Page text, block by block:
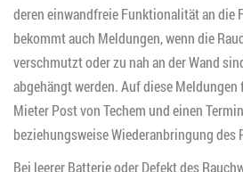
deren einwandfreie Funktionalität an die
bekommt auch Meldungen, wenn die
verschmutzt oder zu nah an der Wand
abgehängt werden. Auf diese
Mieter Post von Techem und einen
beziehungsweise Wiederanbringung des
Bei leerer Batterie oder Defekt des